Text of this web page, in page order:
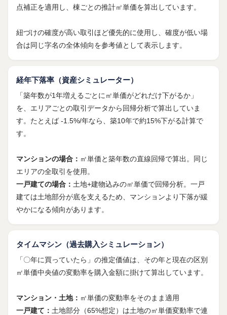
点補正を適用し、棟ごとの推計㎡単価を算出しています。
紐づけの確度が高い取引ほど優先的に使用し、確度が低い場
合は同じ字名の全体傾向を参考値として表示します。
経年下落率（資産シミュレーター）
「築年数が1年増えるごとに㎡単価がどれだけ下がるか」
を、エリアごとの取引データから回帰分析で算出していま
す。たとえば -1.5%/年なら、築10年で約15%下がる計算で
す。
マンションの場合： ㎡単価と築年数の直線回帰で算出。同じ
エリアの全取引を使用。
一戸建ての場合： 土地+建物込みの㎡単価で回帰分析。一戸
建ては土地部分が底を支えるため、マンションより下落が緩
やかになる傾向があります。
タイムマシン（過去購入シミュレーション）
「〇年に買っていたら」の推定価値は、その年と現在の区別
㎡単価中央値の変動率を購入金額に掛けて算出しています。
マンション・土地： ㎡単価の変動率をそのまま適用
一戸建て： 土地部分（65%想定）は土地の㎡単価変動率で連